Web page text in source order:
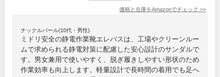
価格と在庫をAmazonでチェック >>
ナックルバール(10代・男性)
ミドリ安全の静電作業靴エレパスは、工場やクリーンルー
ムで求められる静電対策に配慮した安心設計のサンダルで
す。男女兼用で使いやすく、脱ぎ履きしやすい形状のため
作業効率も向上します。軽量設計で長時間の着用でも足へ